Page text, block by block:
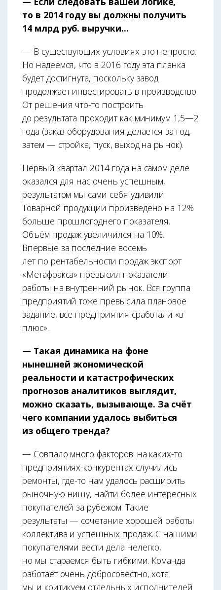
то в 2014 году вы должны получить
14 млрд руб. выручки...
— В существующих условиях это не­прос­то.
Но надеемся, что в 2016 году эта планка
будет достигнута, поскольку завод
продолжает инвестировать в производство.
От решения что-то построить
до результата проходит как минимум 1,5—2
года (заказ оборудования делается за год,
затем — стройка, пуск, выход на рынок).
Первый квартал 2014 года на самом деле
оказался для нас очень успешным,
результатом мы сами себя удивили.
Товарной продукции произведено на 12%
больше прошлогоднего показателя.
Объём продаж увеличился на 10%.
Впервые за последние восемь
лет по рентабельности продаж экспорт
«Метафракса» превысил показатели
работы на внутренний рынок. Вся группа
предприятий тоже превысила плановое
задание, все предприятия сработали «в
плюс».
— Такая динамика на фоне
нынешней экономической
реальности и катастрофических
прогнозов аналитиков выглядит,
можно сказать, вызывающе. За счёт
чего компании удалось выбиться
из общего тренда?
— Совпало много факторов: на каких-то
предприятиях-конкурентах случились
ремонты, где-то нам удалось расширить
рыночную нишу, найти более интересных
покупателей за рубежом. Такие
результаты — сочетание хорошей работы
коллектива и успешных продаж. С нашими
покупателями вести дела нелегко,
но мы стараемся быть гибкими. Команда
работает очень добросовестно, хотя
мы и критикуем отдельных исполнителей